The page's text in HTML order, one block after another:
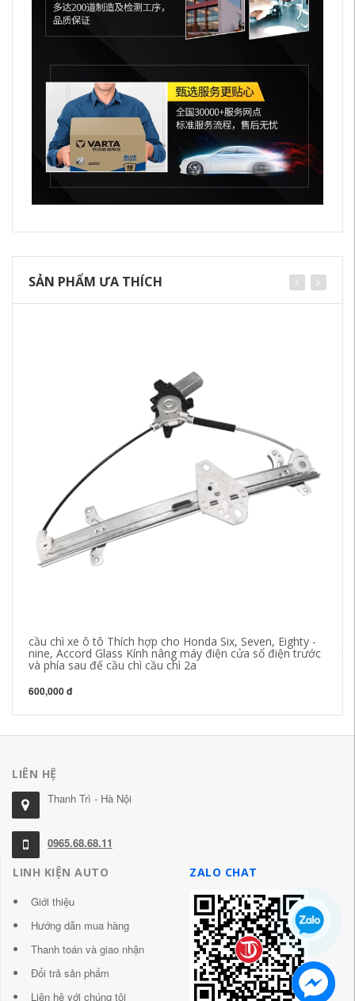
SẢN PHẨM ƯA THÍCH
cầu chì xe ô tô Thích hợp cho Honda Six, Seven, Eighty -
nine, Accord Glass Kính nâng máy điện cửa sổ điện trước
và phía sau đế cầu chì cầu chì 2a
600,000 đ
LIÊN HỆ
Thanh Trì - Hà Nội
0965.68.68.11
LINH KIỆN AUTO
Giới thiệu
Hướng dẫn mua hàng
Thanh toán và giao nhận
Đổi trả sản phẩm
Liên hệ với chúng tôi
ZALO CHAT